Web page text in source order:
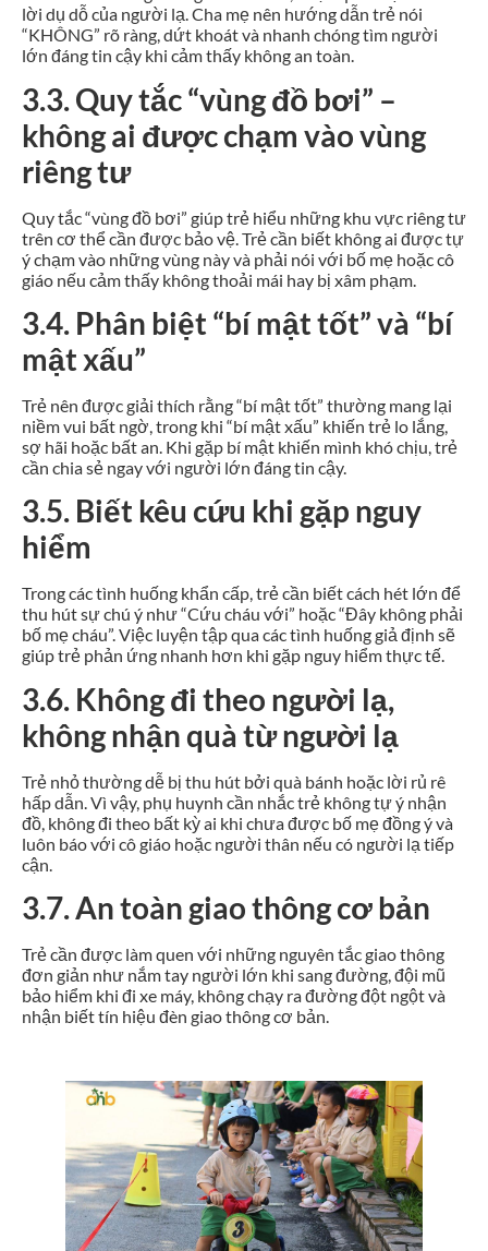
lời dụ dỗ của người lạ. Cha mẹ nên hướng dẫn trẻ nói
“KHÔNG” rõ ràng, dứt khoát và nhanh chóng tìm người
lớn đáng tin cậy khi cảm thấy không an toàn.
3.3. Quy tắc “vùng đồ bơi” –
không ai được chạm vào vùng
riêng tư
Quy tắc “vùng đồ bơi” giúp trẻ hiểu những khu vực riêng tư
trên cơ thể cần được bảo vệ. Trẻ cần biết không ai được tự
ý chạm vào những vùng này và phải nói với bố mẹ hoặc cô
giáo nếu cảm thấy không thoải mái hay bị xâm phạm.
3.4. Phân biệt “bí mật tốt” và “bí
mật xấu”
Trẻ nên được giải thích rằng “bí mật tốt” thường mang lại
niềm vui bất ngờ, trong khi “bí mật xấu” khiến trẻ lo lắng,
sợ hãi hoặc bất an. Khi gặp bí mật khiến mình khó chịu, trẻ
cần chia sẻ ngay với người lớn đáng tin cậy.
3.5. Biết kêu cứu khi gặp nguy
hiểm
Trong các tình huống khẩn cấp, trẻ cần biết cách hét lớn để
thu hút sự chú ý như “Cứu cháu với” hoặc “Đây không phải
bố mẹ cháu”. Việc luyện tập qua các tình huống giả định sẽ
giúp trẻ phản ứng nhanh hơn khi gặp nguy hiểm thực tế.
3.6. Không đi theo người lạ,
không nhận quà từ người lạ
Trẻ nhỏ thường dễ bị thu hút bởi quà bánh hoặc lời rủ rê
hấp dẫn. Vì vậy, phụ huynh cần nhắc trẻ không tự ý nhận
đồ, không đi theo bất kỳ ai khi chưa được bố mẹ đồng ý và
luôn báo với cô giáo hoặc người thân nếu có người lạ tiếp
cận.
3.7. An toàn giao thông cơ bản
Trẻ cần được làm quen với những nguyên tắc giao thông
đơn giản như nắm tay người lớn khi sang đường, đội mũ
bảo hiểm khi đi xe máy, không chạy ra đường đột ngột và
nhận biết tín hiệu đèn giao thông cơ bản.